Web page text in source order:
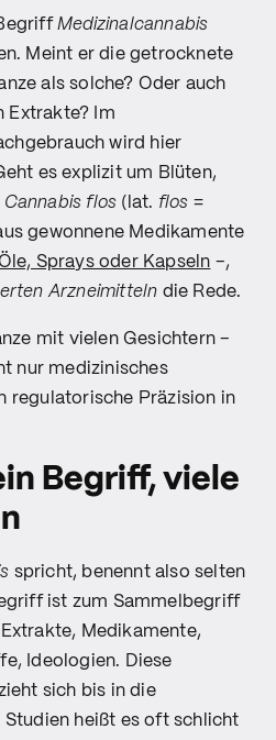
Medizinalcannabis
Meint er die getrocknete
als solche? Oder auch
Extrakte? Im
wird hier
es explizit um Blüten,
Cannabis flos (lat. flos =
gewonnene Medikamente
Sprays oder Kapseln –,
Arzneimitteln die Rede.
mit vielen Gesichtern –
nur medizinisches
regulatorische Präzision in
Begriff, viele
spricht, benennt also selten
ist zum Sammelbegriff
Medikamente,
Ideologien. Diese
sich bis in die
Studien heißt es oft schlicht